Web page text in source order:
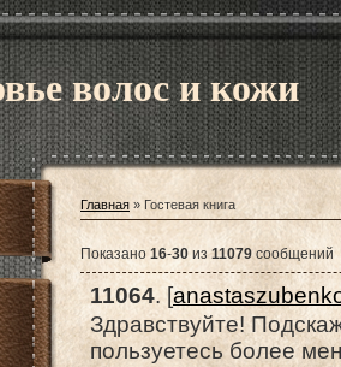
волос и кожи
Главная » Гостевая книга
Показано 16-30 из 11079сообщений
11064. [
Здравствуйте!
пользуетесь более